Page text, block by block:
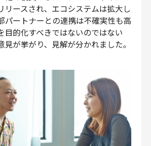
リースされ、エコシステムは拡大し
パートナーとの連携は不確実性も高
目的化すべきではないのではない
見が挙がり、見解が分かれました。